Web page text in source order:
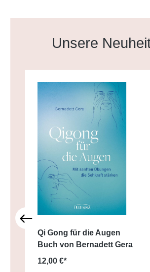
Produktgalerie überspringen
Unsere
Qi Gong für die Augen
Buch von Bernadett Gera
12,00 €*